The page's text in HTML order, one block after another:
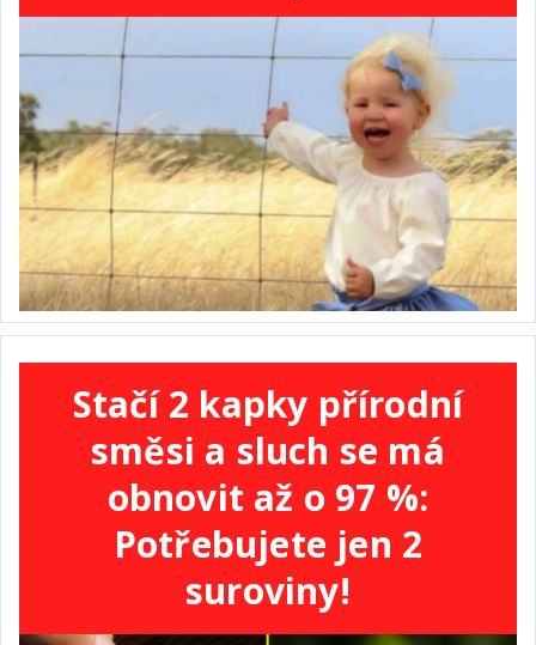
Stačí 2 kapky přírodní
směsi a sluch se má
obnovit až o 97 %:
Potřebujete jen 2
suroviny!